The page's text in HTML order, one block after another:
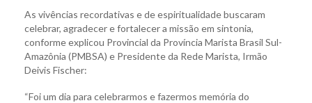
As vivências recordativas e de espiritualidade buscaram
celebrar, agradecer e fortalecer a missão em sintonia,
conforme explicou Provincial da Província Marista Brasil Sul-
Amazônia (PMBSA) e Presidente da Rede Marista, Irmão
Deivis Fischer:
“Foi um dia para celebrarmos e fazermos memória do